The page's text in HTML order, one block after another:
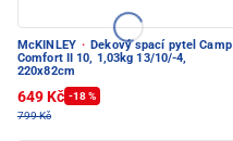
McKINLEY · Dekový spací pytel Camp
Comfort II 10, 1,03kg 13/10/-4,
220x82cm
649 Kč -18 %
799 Kč